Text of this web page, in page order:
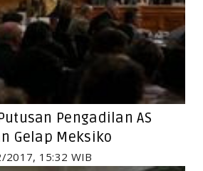
Pengadilan AS
Gelap Meksiko
2017, 15:32 WIB